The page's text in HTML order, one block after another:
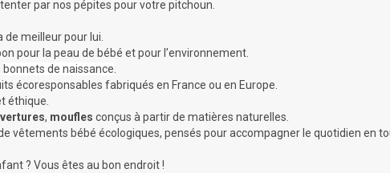
par nos pépites pour votre pitchoun.
meilleur pour lui.
pour la peau de bébé et pour l’environnement.
bonnets de naissance
écoresponsables fabriqués en France ou en Europe.
éthique.
, moufles conçus à partir de matières naturelles.
vêtements bébé écologiques, pensés pour accompagner le quotidien en
? Vous êtes au bon endroit !